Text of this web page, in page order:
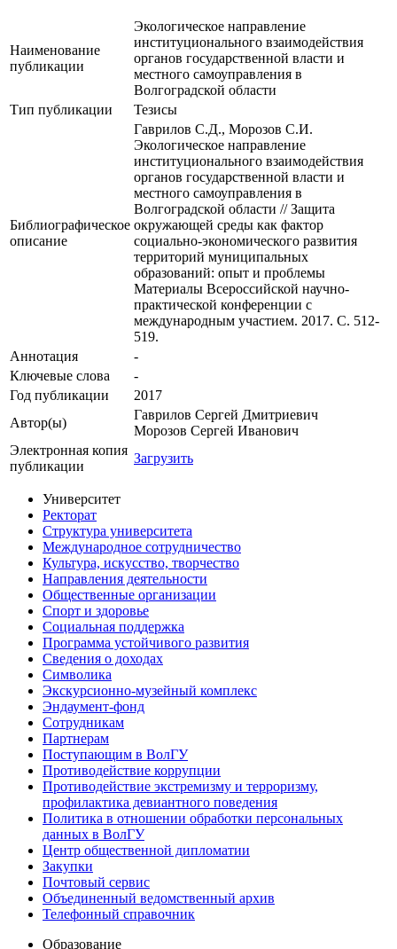
Наименование
публикации
Экологическое направление
институционального взаимодействия
органов государственной власти и
местного самоуправления в
Волгоградской области
Тип публикации
Тезисы
Библиографическое
описание
Гаврилов С.Д., Морозов С.И.
Экологическое направление
институционального взаимодействия
органов государственной власти и
местного самоуправления в
Волгоградской области // Защита
окружающей среды как фактор
социально-экономического развития
территорий муниципальных
образований: опыт и проблемы
Материалы Всероссийской научно-
практической конференции с
международным участием. 2017. С. 512-
519.
Аннотация
-
Ключевые cлова
-
Год публикации
2017
Автор(ы)
Гаврилов Сергей Дмитриевич
Морозов Сергей Иванович
Электронная копия
публикации
Загрузить
Университет
Ректорат
Структура университета
Международное сотрудничество
Культура, искусство, творчество
Направления деятельности
Общественные организации
Спорт и здоровье
Социальная поддержка
Программа устойчивого развития
Сведения о доходах
Символика
Экскурсионно-музейный комплекс
Эндаумент-фонд
Сотрудникам
Партнерам
Поступающим в ВолГУ
Противодействие коррупции
Противодействие экстремизму и терроризму,
профилактика девиантного поведения
Политика в отношении обработки персональных
данных в ВолГУ
Центр общественной дипломатии
Закупки
Почтовый сервис
Объединенный ведомственный архив
Телефонный справочник
Образование